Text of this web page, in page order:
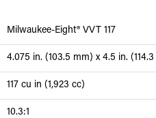
Milwaukee-Eight® VVT 117
4.075 in. (103.5 mm) x 4.5 in.
117 cu in (1,923 cc)
10.3:1